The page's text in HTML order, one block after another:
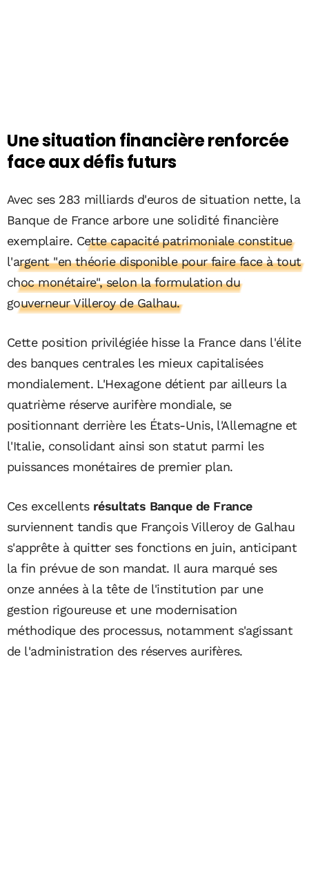
Une situation financière renforcée
face aux défis futurs
Avec ses 283 milliards d'euros de situation nette, la
Banque de France arbore une solidité financière
exemplaire. Cette capacité patrimoniale constitue
l'argent "en théorie disponible pour faire face à tout
choc monétaire", selon la formulation du
gouverneur Villeroy de Galhau.
Cette position privilégiée hisse la France dans l'élite
des banques centrales les mieux capitalisées
mondialement. L'Hexagone détient par ailleurs la
quatrième réserve aurifère mondiale, se
positionnant derrière les États-Unis, l'Allemagne et
l'Italie, consolidant ainsi son statut parmi les
puissances monétaires de premier plan.
Ces excellents résultats Banque de France
surviennent tandis que François Villeroy de Galhau
s'apprête à quitter ses fonctions en juin, anticipant
la fin prévue de son mandat. Il aura marqué ses
onze années à la tête de l'institution par une
gestion rigoureuse et une modernisation
méthodique des processus, notamment s'agissant
de l'administration des réserves aurifères.